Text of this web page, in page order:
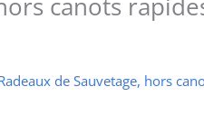
de Sauvetage, hors